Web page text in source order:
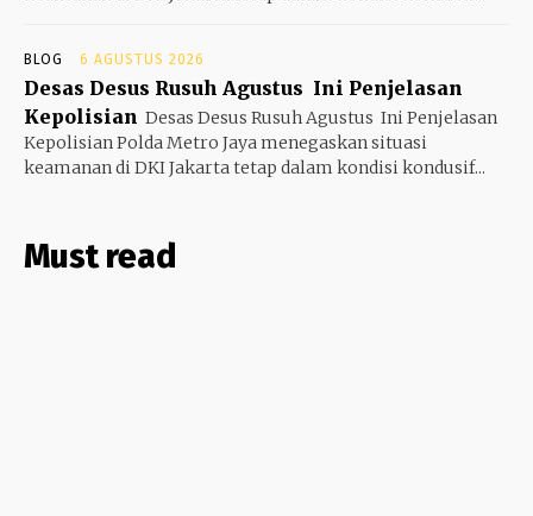
BLOG 6 AGUSTUS 2026
Desas Desus Rusuh Agustus Ini Penjelasan
Kepolisian Desas Desus Rusuh Agustus Ini Penjelasan
Kepolisian Polda Metro Jaya menegaskan situasi
keamanan di DKI Jakarta tetap dalam kondisi kondusif...
Must read